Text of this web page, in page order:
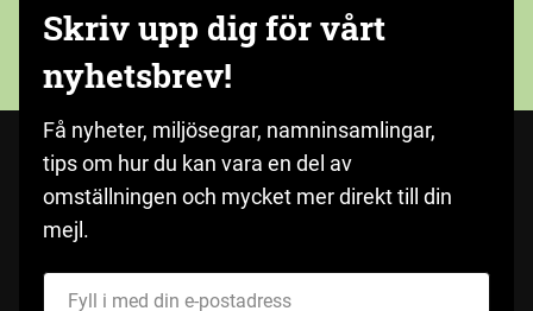
Skriv upp dig för vårt
nyhetsbrev!
Få nyheter, miljösegrar, namninsamlingar,
tips om hur du kan vara en del av
omställningen och mycket mer direkt till din
mejl.